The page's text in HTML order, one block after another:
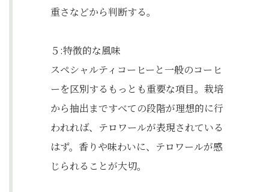
重さなどから判断する。
５:特徴的な風味
スペシャルティコーヒーと一般のコーヒ
ーを区別するもっとも重要な項目。栽培
から抽出まですべての段階が理想的に行
われれば、テロワールが表現されている
はず。香りや味わいに、テロワールが感
じられることが大切。